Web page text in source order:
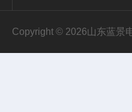
Copyright © 2026山东蓝景